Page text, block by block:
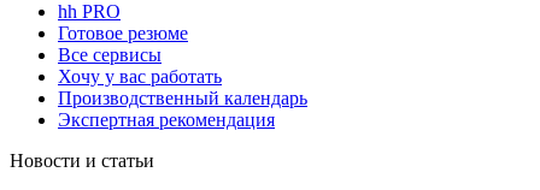
hh PRO
Готовое резюме
Все сервисы
Хочу у вас работать
Производственный календарь
Экспертная рекомендация
Новости и статьи